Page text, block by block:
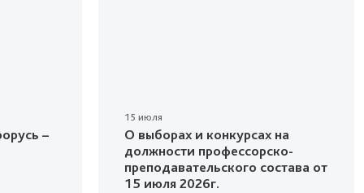
–
15 июля
О выборах и конкурсах на
должности профессорско-
преподавательского состава от
15 июля 2026г.